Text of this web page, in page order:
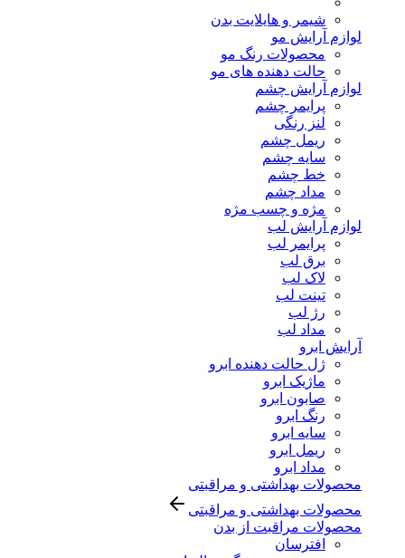
شیمر و هایلایت بدن
لوازم آرایش مو
محصولات رنگ مو
حالت دهنده های مو
لوازم آرایش چشم
پرایمر چشم
لنز رنگی
ریمل چشم
سایه چشم
خط چشم
مداد چشم
مژه و چسب مژه
لوازم آرایش لب
پرایمر لب
برق لب
لاک لب
تینت لب
رژ لب
مداد لب
آرایش ابرو
ژل حالت دهنده ابرو
ماژیک ابرو
صابون ابرو
رنگ ابرو
سایه ابرو
ریمل ابرو
مداد ابرو
محصولات بهداشتی و مراقبتی
محصولات بهداشتی و مراقبتی
محصولات مراقبت از بدن
افترسان